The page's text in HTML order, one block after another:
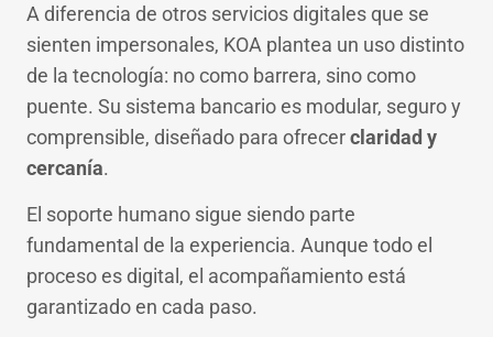
A diferencia de otros servicios digitales que se
sienten impersonales, KOA plantea un uso distinto
de la tecnología: no como barrera, sino como
puente. Su sistema bancario es modular, seguro y
comprensible, diseñado para ofrecerclaridad y
cercanía.
El soporte humano sigue siendo parte
fundamental de la experiencia. Aunque todo el
proceso es digital, el acompañamiento está
garantizado en cada paso.